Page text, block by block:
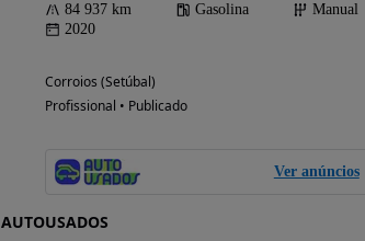
84 937 km Gasolina
Manual
2020
Corroios (Setúbal)
Profissional • Publicado
Ver anúncios
AUTOUSADOS